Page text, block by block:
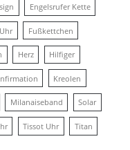
Engelsrufer Kette
Fußkettchen
Herz Hilfiger
Kreolen
Milanaiseband Solar
Tissot Uhr Titan